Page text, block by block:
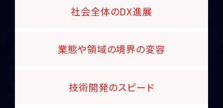
社会全体のDX進展
業態や領域の境界の変容
技術開発のスピード